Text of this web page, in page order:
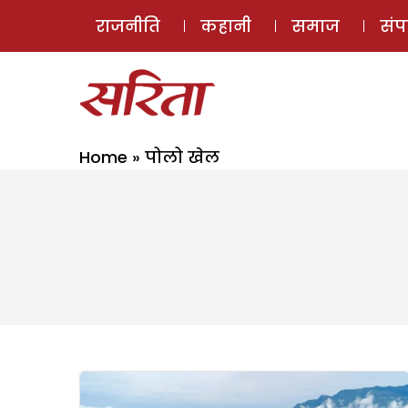
राजनीति कहानी समाज
Home » पोलो खेल